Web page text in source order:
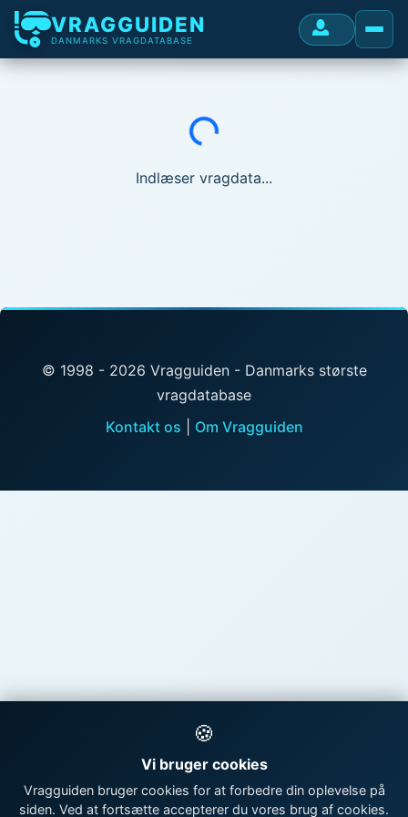
VRAGGUIDEN
DANMARKS VRAGDATABASE
Indlæser...
Indlæser vragdata...
© 1998 - 2026 Vragguiden - Danmarks største
vragdatabase
Kontakt os
Om Vragguiden
🍪
Vi bruger cookies
Vragguiden bruger cookies for at forbedre din oplevelse på
siden. Ved at fortsætte accepterer du vores brug af cookies.